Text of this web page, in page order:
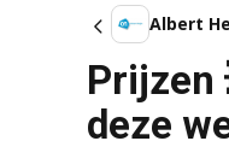
Albert
Prijzen
deze